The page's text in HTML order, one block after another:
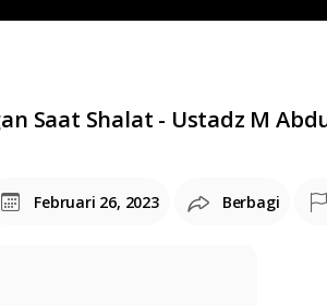
Saat Shalat - Ustadz M
Februari 26, 2023 Berbagi